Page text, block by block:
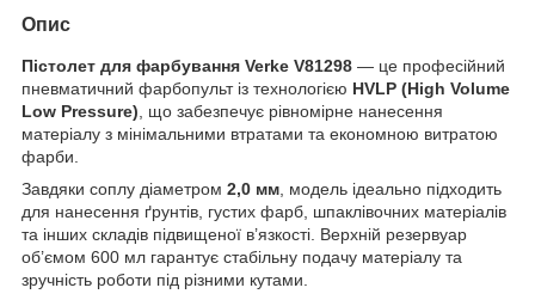
Опис
Пістолет для фарбування Verke V81298 — це професійний
пневматичний фарбопульт із технологією HVLP (High Volume
Low Pressure) , що забезпечує рівномірне нанесення
матеріалу з мінімальними втратами та економною витратою
фарби.
Завдяки соплу діаметром 2,0 мм , модель ідеально підходить
для нанесення ґрунтів, густих фарб, шпаклівочних матеріалів
та інших складів підвищеної в’язкості. Верхній резервуар
об’ємом 600 мл гарантує стабільну подачу матеріалу та
зручність роботи під різними кутами.